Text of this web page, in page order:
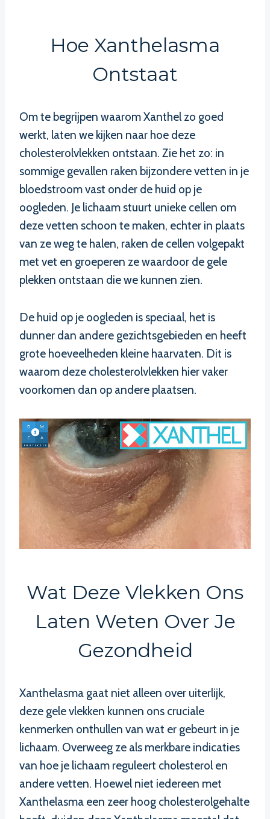
Hoe Xanthelasma
Ontstaat
Om te begrijpen waarom Xanthel zo goed
werkt, laten we kijken naar hoe deze
cholesterolvlekken ontstaan. Zie het zo: in
sommige gevallen raken bijzondere vetten in je
bloedstroom vast onder de huid op je
oogleden. Je lichaam stuurt unieke cellen om
deze vetten schoon te maken, echter in plaats
van ze weg te halen, raken de cellen volgepakt
met vet en groeperen ze waardoor de gele
plekken ontstaan die we kunnen zien.
De huid op je oogleden is speciaal, het is
dunner dan andere gezichtsgebieden en heeft
grote hoeveelheden kleine haarvaten. Dit is
waarom deze cholesterolvlekken hier vaker
voorkomen dan op andere plaatsen.
Wat Deze Vlekken Ons
Laten Weten Over Je
Gezondheid
Xanthelasma gaat niet alleen over uiterlijk,
deze gele vlekken kunnen ons cruciale
kenmerken onthullen van wat er gebeurt in je
lichaam. Overweeg ze als merkbare indicaties
van hoe je lichaam reguleert cholesterol en
andere vetten. Hoewel niet iedereen met
Xanthelasma een zeer hoog cholesterolgehalte